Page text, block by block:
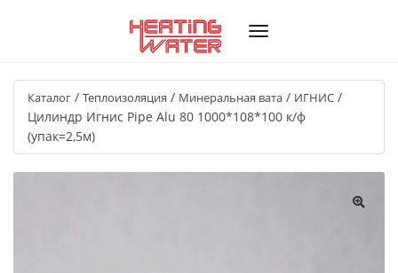
Каталог / Теплоизоляция / Минеральная вата / ИГНИС /
Цилиндр Игнис Pipe Alu 80 1000*108*100 к/ф
(упак=2,5м)